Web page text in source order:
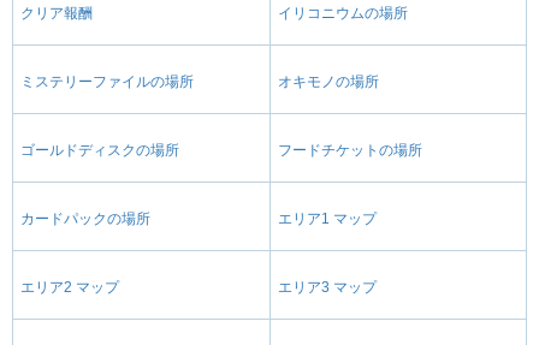
クリア報酬 イリコニウムの場所
ミステリーファイルの場所 オキモノの場所
ゴールドディスクの場所 フードチケットの場所
カードパックの場所 エリア1 マップ
エリア2 マップ エリア3 マップ